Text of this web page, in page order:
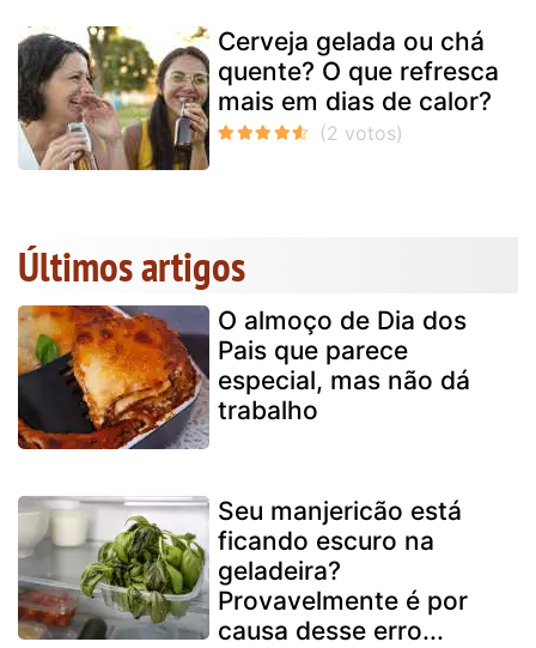
Cerveja gelada ou chá
quente? O que refresca
mais em dias de calor?
Últimos artigos
O almoço de Dia dos
Pais que parece
especial, mas não dá
trabalho
Seu manjericão está
ficando escuro na
geladeira?
Provavelmente é por
causa desse erro...